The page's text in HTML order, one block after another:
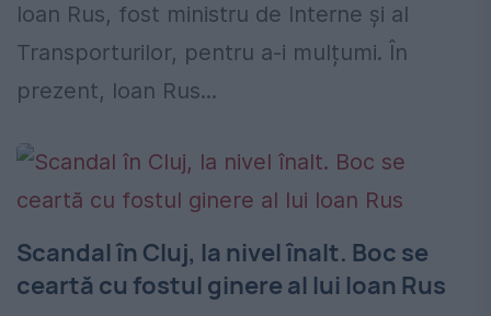
Ioan Rus, fost ministru de Interne și al
Transporturilor, pentru a-i mulțumi. În
prezent, Ioan Rus...
Scandal în Cluj, la nivel înalt. Boc se
ceartă cu fostul ginere al lui Ioan Rus